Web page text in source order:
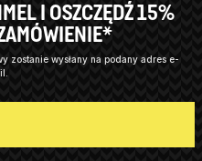
I OSZCZĘDŹ 15%
zostanie wysłany na podany adres e-